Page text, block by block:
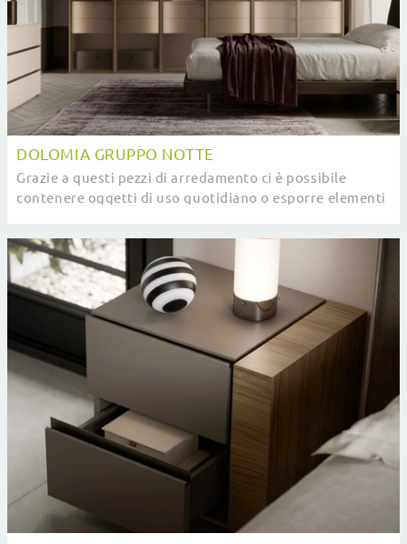
DOLOMIA GRUPPO NOTTE
Grazie a questi pezzi di arredamento ci è possibile
contenere oggetti di uso quotidiano o esporre elementi